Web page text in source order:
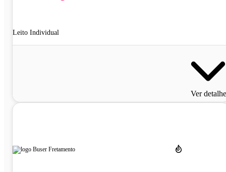
Leito Individual
Ver